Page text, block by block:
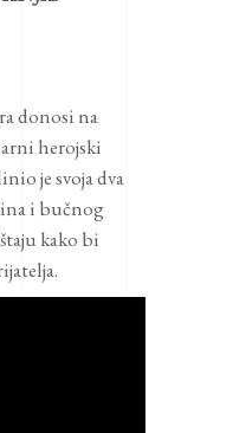
donosi na
herojski
je svoja dva
i bučnog
kako bi